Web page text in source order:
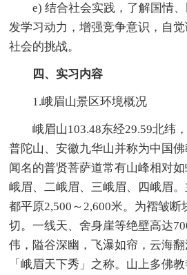
e) 结合社会实践，了解国情、
发学习动力，增强竞争意识，自
社会的挑战。
四、实习内容
1.峨眉山景区环境概况
峨眉山103.48东经29.59北纬，
普陀山、安徽九华山并称为中国
闻名的普贤菩萨道常有山峰相对
峨眉、二峨眉、三峨眉、四峨眉
都平原2,500～2,600米。为褶皱
切。一线天、舍身崖等绝壁高达
伟，隘谷深幽，飞瀑如帘，云海
「峨眉天下秀」之称。山上多佛